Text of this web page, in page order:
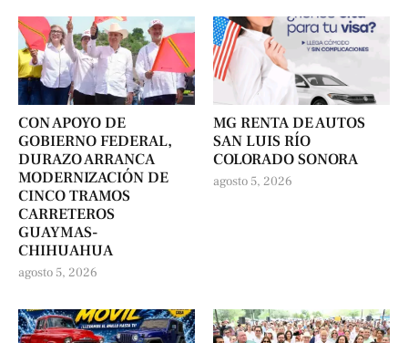
CON APOYO DE
GOBIERNO FEDERAL,
DURAZO ARRANCA
MODERNIZACIÓN DE
CINCO TRAMOS
CARRETEROS
GUAYMAS-
CHIHUAHUA
agosto 5, 2026
MG RENTA DE AUTOS
SAN LUIS RÍO
COLORADO SONORA
agosto 5, 2026